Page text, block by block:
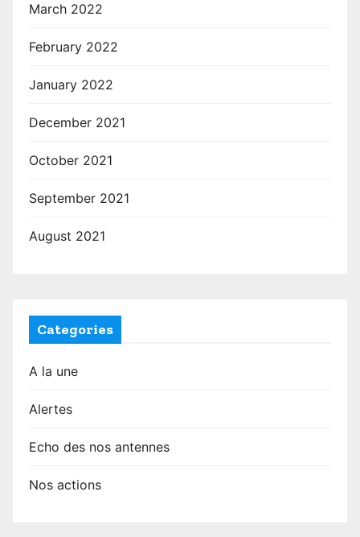
March 2022
February 2022
January 2022
December 2021
October 2021
September 2021
August 2021
Categories
A la une
Alertes
Echo des nos antennes
Nos actions